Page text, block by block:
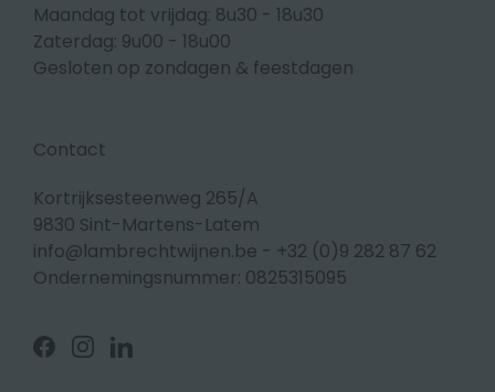
Maandag tot vrijdag: 8u30 - 18u30
Zaterdag: 9u00 - 18u00
Gesloten op zondagen & feestdagen
Contact
Kortrijksesteenweg 265/A
9830 Sint-Martens-Latem
info@lambrechtwijnen.be - +32 (0)9 282 87 62
Ondernemingsnummer: 0825315095
Volg
ons
Volg
ons
Volg
ons